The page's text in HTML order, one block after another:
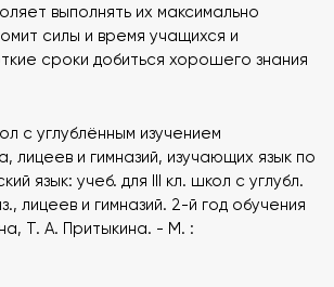
выполнять их максимально
силы и время учащихся и
сроки добиться хорошего знания
с углублённым изучением
лицеев и гимназий, изучающих язык по
язык: учеб. для III кл. школ с углубл.
лицеев и гимназий. 2-й год обучения
Т. А. Притыкина. - М. :